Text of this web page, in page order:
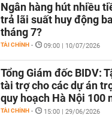
Ngân hàng hút nhiều
trả lãi suất huy động
tháng 7?
TÀI CHÍNH - 09:00 | 10/07/2026
Tổng Giám đốc BIDV:
tài trợ cho các dự án
quy hoạch Hà Nội 100
TÀI CHÍNH - 15:00 | 29/06/2026